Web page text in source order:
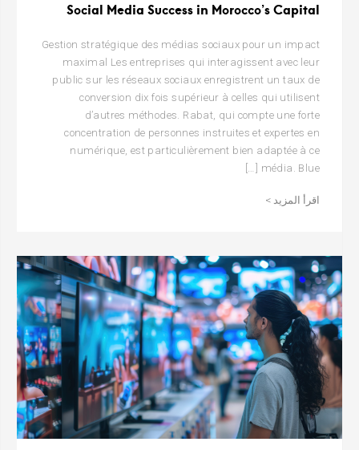
Social Media Success in Morocco’s Capital
Gestion stratégique des médias sociaux pour un impact
maximal Les entreprises qui interagissent avec leur
public sur les réseaux sociaux enregistrent un taux de
conversion dix fois supérieur à celles qui utilisent
d’autres méthodes. Rabat, qui compte une forte
concentration de personnes instruites et expertes en
numérique, est particulièrement bien adaptée à ce
média. Blue […]
اقرأ المزيد >